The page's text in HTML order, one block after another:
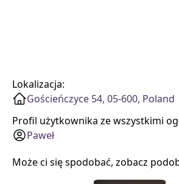
Lokalizacja:
Gościeńczyce 54, 05-600, Poland
Profil użytkownika ze wszystkimi
Paweł
Może ci się spodobać, zobacz